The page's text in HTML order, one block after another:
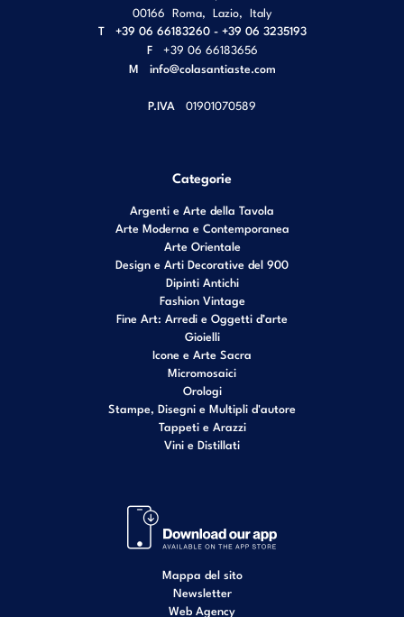
00166 Roma Lazio Italy
T
+39 06 66183260 - +39 06 3235193
F
+39 06 66183656
M info@colasantiaste.com
P.IVA 01901070589
Categorie
Argenti e Arte della Tavola
Arte Moderna e Contemporanea
Arte Orientale
Design e Arti Decorative del 900
Dipinti Antichi
Fashion Vintage
Fine Art: Arredi e Oggetti d’arte
Gioielli
Icone e Arte Sacra
Micromosaici
Orologi
Stampe, Disegni e Multipli d'autore
Tappeti e Arazzi
Vini e Distillati
Mappa del sito
Newsletter
Web Agency